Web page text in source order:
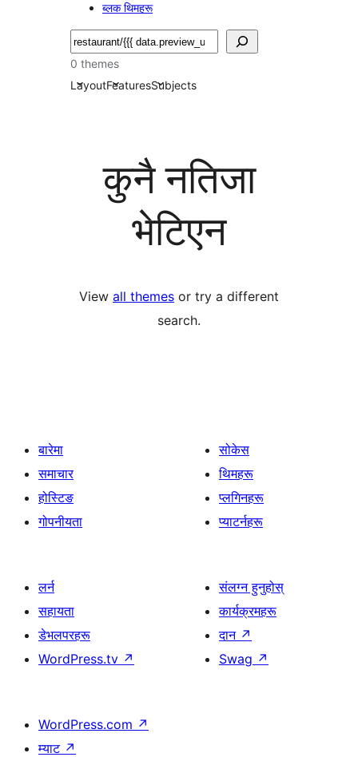
ब्लक थिमहरू
खोज्नुहोस्
0 themes
LayoutFeaturesSubjects
कुनै नतिजा
भेटिएन
View all themes or try a different
search.
बारेमा
समाचार
होस्टिङ
गोपनीयता
सोकेस
थिमहरू
प्लगिनहरू
प्याटर्नहरू
लर्न
सहायता
डेभलपरहरू
WordPress.tv ↗
संलग्न हुनुहोस्
कार्यक्रमहरू
दान ↗
Swag ↗
WordPress.com ↗
म्याट ↗